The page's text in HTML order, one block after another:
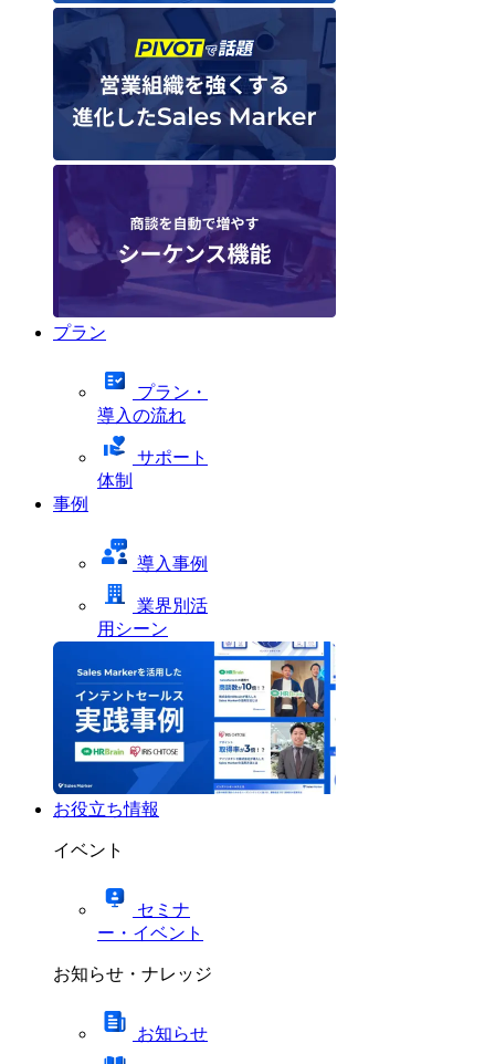
プラン
プラン・
導入の流れ
サポート
体制
事例
導入事例
業界別活
用シーン
お役立ち情報
イベント
セミナ
ー・イベント
お知らせ・ナレッジ
お知らせ